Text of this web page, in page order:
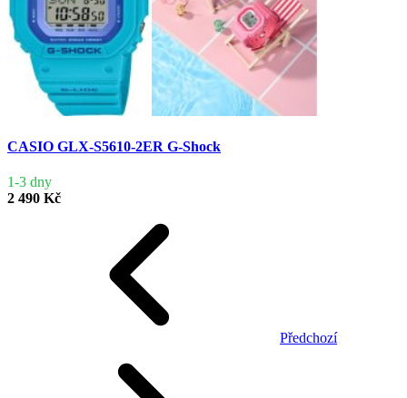
CASIO GLX-S5610-2ER G-Shock
1-3 dny
2 490 Kč
Předchozí